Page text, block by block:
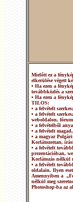
Mielőtt ez a
elkerülése végett
• Ha ezen a
továbbközlés a
• Ha ezen a
TILOS:
• a felvételt
• a felvételt
weboldalon,
• a felvételből
• a felvételt
• a magyar
Korlátozottan,
• a felvételt
prezentációban,
Korlátozás nélkül
• a felvételt
oldalain. Ilyen
Amennyiben a
nélkül meg
Photoshop-ba az